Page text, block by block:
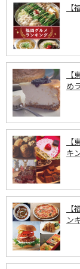
め
キ
ン